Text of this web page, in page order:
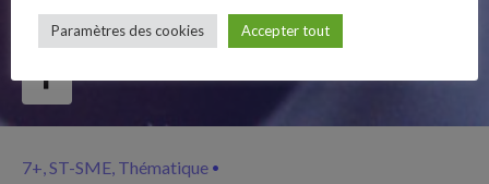
Follow Us
7+ ST-SME Thématique
Paramètres des cookies Accepter tout